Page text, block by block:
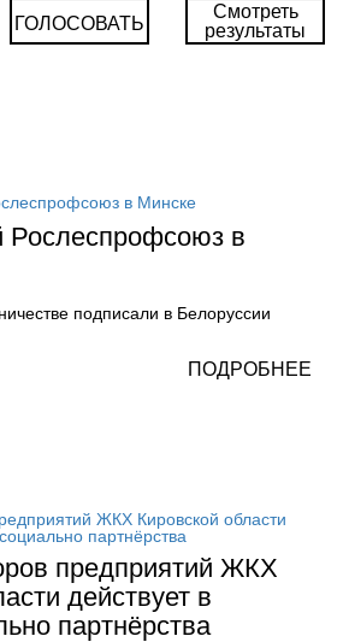
ГОЛОСОВАТЬ
Смотреть
результаты
Рослеспрофсоюз в
подписали в Белоруссии
ПОДРОБНЕЕ
предприятий ЖКХ
действует в
партнёрства